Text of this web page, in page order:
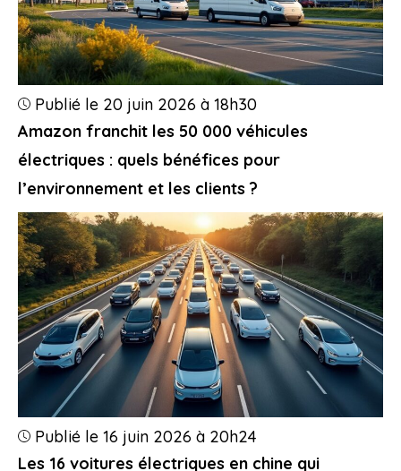
Amazon franchit les 50 000 véhicules
électriques : quels bénéfices pour
l’environnement et les clients ?
Publié le 20 juin 2026 à 18h30
Les 16 voitures électriques en chine qui
Publié le 16 juin 2026 à 20h24